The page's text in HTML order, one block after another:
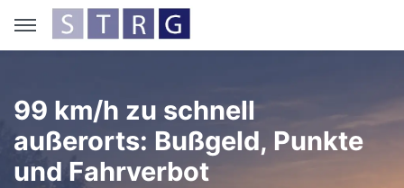
99 km/h zu schnell
außerorts: Bußgeld, Punkte
und Fahrverbot